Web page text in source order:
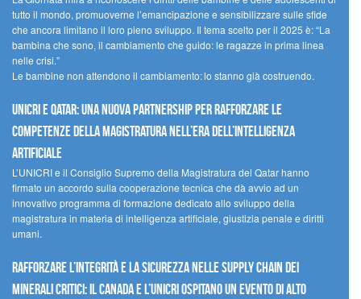
tutto il mondo, promuoverne l’emancipazione e sensibilizzare sulle sfide
che ancora limitano il loro pieno sviluppo. Il tema scelto per il 2025 è: “La
bambina che sono, il cambiamento che guido: le ragazze in prima linea
nelle crisi.”
Le bambine non attendono il cambiamento: lo stanno già costruendo.
UNICRI e Qatar: una nuova partnership per rafforzare le
competenze della magistratura nell’era dell’intelligenza
artificiale
L’UNICRI e il Consiglio Supremo della Magistratura del Qatar hanno
firmato un accordo sulla cooperazione tecnica che dà avvio ad un
innovativo programma di formazione dedicato allo sviluppo della
magistratura in materia di intelligenza artificiale, giustizia penale e diritti
umani.
Rafforzare l’integrità e la sicurezza nelle supply chain dei
minerali critici: il Canada e l’UNICRI ospitano un evento di alto